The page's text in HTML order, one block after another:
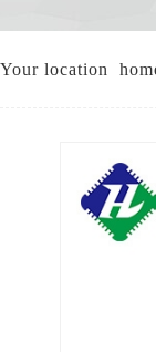
Your location